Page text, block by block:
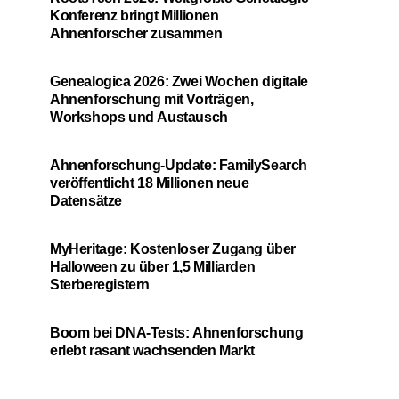
Konferenz bringt Millionen
Ahnenforscher zusammen
Genealogica 2026: Zwei Wochen digitale
Ahnenforschung mit Vorträgen,
Workshops und Austausch
Ahnenforschung-Update: FamilySearch
veröffentlicht 18 Millionen neue
Datensätze
MyHeritage: Kostenloser Zugang über
Halloween zu über 1,5 Milliarden
Sterberegistern
Boom bei DNA-Tests: Ahnenforschung
erlebt rasant wachsenden Markt